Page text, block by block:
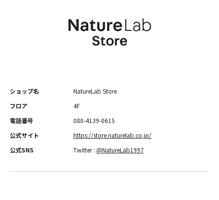
ショップ名
NatureLab Store
フロア
4F
電話番号
080-4139-0615
公式サイト
https://store.naturelab.co.jp/
公式SNS
Twitter : @NatureLab1997